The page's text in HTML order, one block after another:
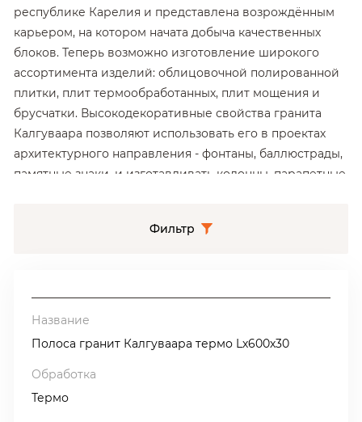
республике Карелия и представлена возрождённым
карьером, на котором начата добыча качественных
блоков. Теперь возможно изготовление широкого
ассортимента изделий: облицовочной полированной
плитки, плит термообработанных, плит мощения и
брусчатки. Высокодекоративные свойства гранита
Калгуваара позволяют использовать его в проектах
архитектурного направления - фонтаны, баллюстрады,
памятные знаки, и изготавливать колонны, парапетные
Гранит Калгуваара отличается
жилистой структурой с
распила блока определяет рисунок изделия или
плитки. При распиле поперёк жил (cross-cut) мы
получим крупно-пятнистую расцветку поверхности
плит будет иметь рисунок с продольными вытянутыми
жилками.
Фильтр
Полоса гранит Калгуваара термо Lх600х30
Термо